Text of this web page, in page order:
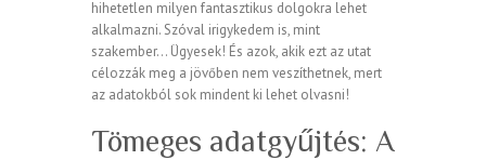
hihetetlen milyen fantasztikus dolgokra lehet
alkalmazni. Szóval irigykedem is, mint
szakember… Ügyesek! És azok, akik ezt az utat
célozzák meg a jövőben nem veszíthetnek, mert
az adatokból sok mindent ki lehet olvasni!
Tömeges adatgyűjtés: A